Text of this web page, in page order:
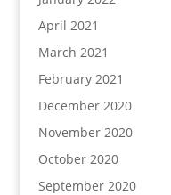
April 2021
March 2021
February 2021
December 2020
November 2020
October 2020
September 2020